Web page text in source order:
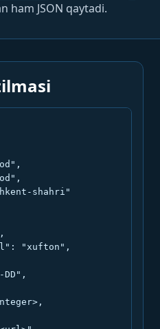
ham JSON qaytadi.
shahri"
"xufton",
DD",